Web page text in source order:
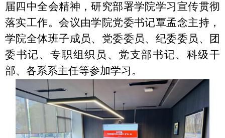
届四中全会精神，研究部署学院学习宣传贯彻
落实工作。会议由学院党委书记覃孟念主持，
学院全体班子成员、党委委员、纪委委员、团
委书记、专职组织员、党支部书记、科级干
部、各系系主任等参加学习。